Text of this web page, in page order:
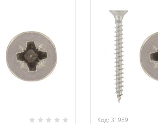
Код: 31989